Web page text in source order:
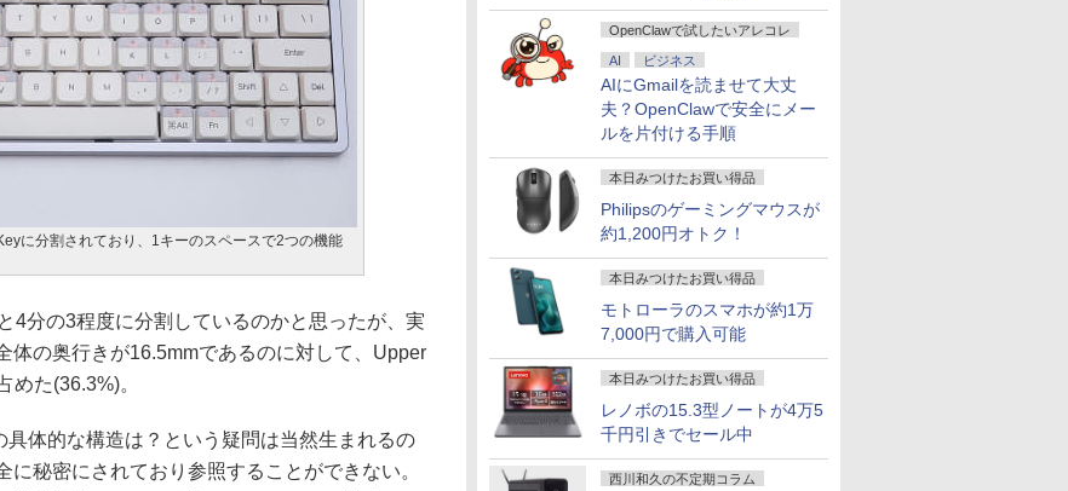
OpenClawで試したいアレコレ
AI ビジネス
AIにGmailを読ませて大丈
夫？OpenClawで安全にメー
ルを片付ける手順
本日みつけたお買い得品
Philipsのゲーミングマウスが
約1,200円オトク！
本日みつけたお買い得品
モトローラのスマホが約1万
7,000円で購入可能
本日みつけたお買い得品
レノボの15.3型ノートが4万5
千円引きでセール中
西川和久の不定期コラム
に分割されており、1キーのスペースで2つの機能
分の3程度に分割しているのかと思ったが、実
体の奥行きが16.5mmであるのに対して、Upper
めた(36.3%)。
体的な構造は？という疑問は当然生まれるの
秘密にされており参照することができない。